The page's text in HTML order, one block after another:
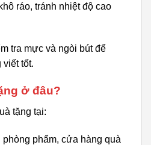
ráo, tránh nhiệt độ cao
tra mực và ngòi bút để
viết tốt.
ở đâu?
tặng tại:
phẩm, cửa hàng quà